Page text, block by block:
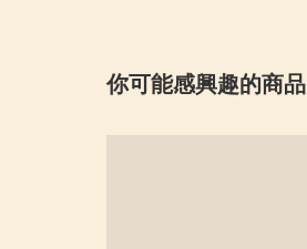
你可能感興趣的商品